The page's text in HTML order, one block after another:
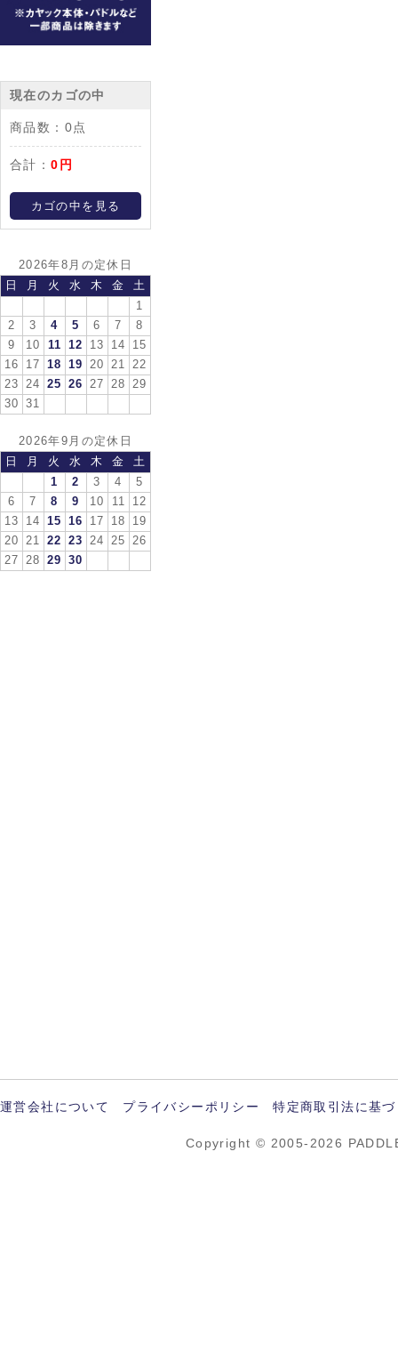
現在のカゴの中
商品数： 0点
合計：0円
カゴの中を見る
2026年8月の定休日
日
月 火 水 木 金
土
1
2
3 4 5 6 7
8
9
10 11 12 13 14
15
16
17 18 19 20 21
22
23
24 25 26 27 28
29
30
31
2026年9月の定休日
日
月 火 水 木 金
土
1
2 3 4
5
6
7 8 9 10 11
12
13
14 15 16 17 18
19
20
21 22 23 24 25
26
27
28 29 30
運営会社について プライバシーポリシー 特定商取引法に基
Copyright © 2005-2026